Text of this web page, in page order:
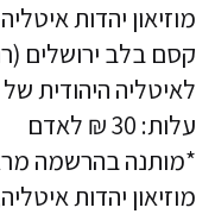
מוזיאון יהדות
לאיטליה היהודית
עלות: 30 ₪ לאדם
*מותנה בהרשמה מראש,
מוזיאון יהדות